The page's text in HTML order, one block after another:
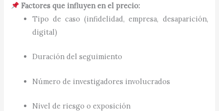
Factores que influyen en el precio:
Tipo de caso (infidelidad, empresa, desaparición,
digital)
Duración del seguimiento
Número de investigadores involucrados
Nivel de riesgo o exposición